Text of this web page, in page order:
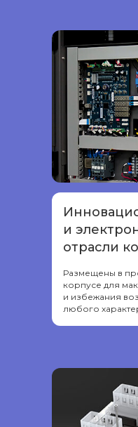
и
отрасли
Размещены в
корпусе для
и избежания
любого